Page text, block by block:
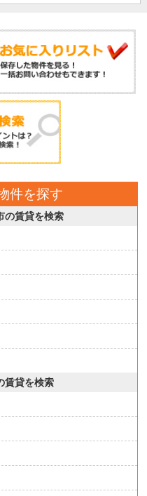
件を探す
の賃貸を検索
賃貸を検索